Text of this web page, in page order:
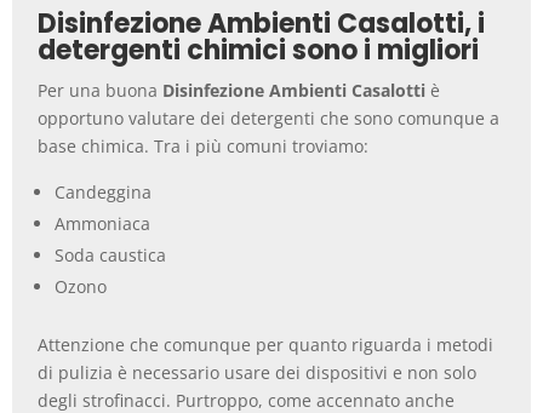
Disinfezione Ambienti Casalotti, i
detergenti chimici sono i migliori
Per una buona Disinfezione Ambienti Casalotti è
opportuno valutare dei detergenti che sono comunque a
base chimica. Tra i più comuni troviamo:
Candeggina
Ammoniaca
Soda caustica
Ozono
Attenzione che comunque per quanto riguarda i metodi
di pulizia è necessario usare dei dispositivi e non solo
degli strofinacci. Purtroppo, come accennato anche